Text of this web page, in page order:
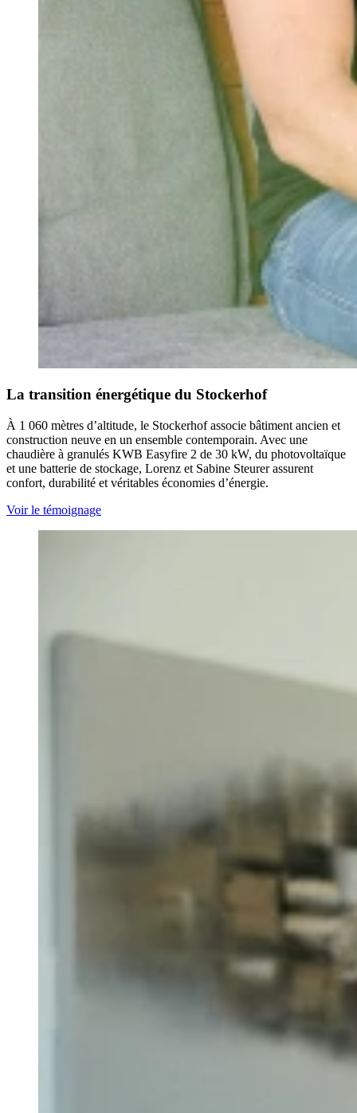
La transition énergétique du Stockerhof
À 1 060 mètres d’altitude, le Stockerhof associe bâtiment ancien et
construction neuve en un ensemble contemporain. Avec une
chaudière à granulés KWB Easyfire 2 de 30 kW, du photovoltaïque
et une batterie de stockage, Lorenz et Sabine Steurer assurent
confort, durabilité et véritables économies d’énergie.
Voir le témoignage